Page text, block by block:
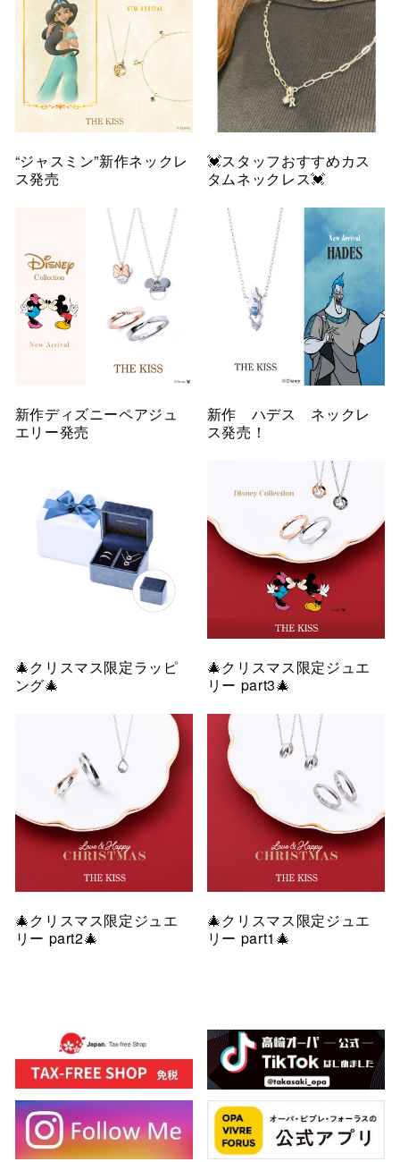
“ジャスミン”新作ネックレ
ス発売
💓スタッフおすすめカス
タムネックレス💓
新作ディズニーペアジュ
エリー発売
新作 ハデス ネックレ
ス発売！
🎄クリスマス限定ラッピ
ング🎄
🎄クリスマス限定ジュエ
リー part3🎄
🎄クリスマス限定ジュエ
リー part2🎄
🎄クリスマス限定ジュエ
リー part1🎄